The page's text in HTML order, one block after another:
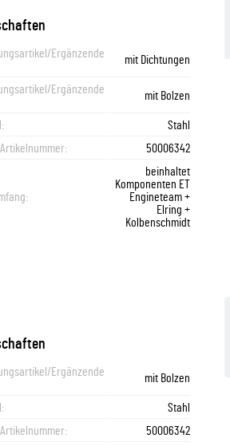
Ergänzende
mit Dichtungen
Ergänzende
mit Bolzen
Stahl
50006342
beinhaltet
Komponenten ET
Engineteam +
Elring +
Kolbenschmidt
Ergänzende
mit Bolzen
Stahl
50006342